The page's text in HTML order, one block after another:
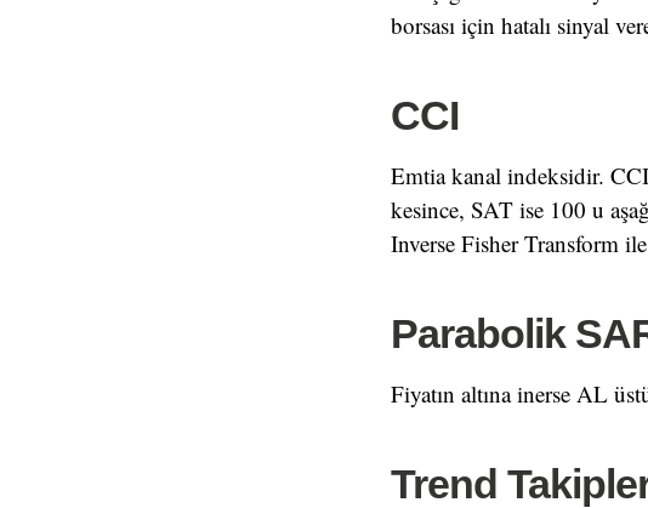
borsası için hatalı sinyal
CCI
Emtia kanal indeksidir.
kesince, SAT ise 100 u
Inverse Fisher Transform
Parabolik
Fiyatın altına inerse AL
Trend